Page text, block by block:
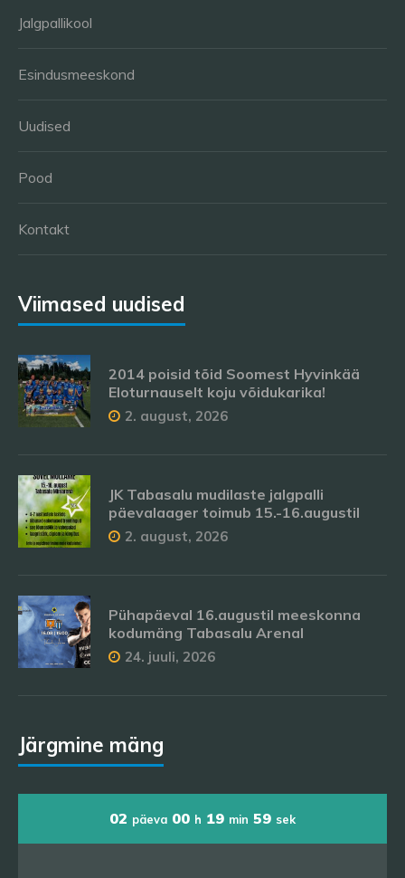
Jalgpallikool
Esindusmeeskond
Uudised
Pood
Kontakt
Viimased uudised
2014 poisid tõid Soomest Hyvinkää
Eloturnauselt koju võidukarika!
2. august, 2026
JK Tabasalu mudilaste jalgpalli
päevalaager toimub 15.-16.augustil
2. august, 2026
Pühapäeval 16.augustil meeskonna
kodumäng Tabasalu Arenal
24. juuli, 2026
Järgmine mäng
02 päeva 00 h 19 min 58 sek